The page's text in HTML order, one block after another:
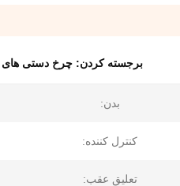
برجسته کردن: چرخ دستی
بدن:
کنترل کننده:
تعلیق عقب: